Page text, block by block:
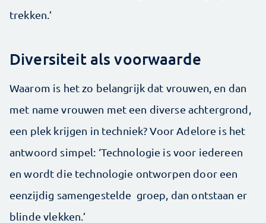
trekken.’
Diversiteit als voorwaarde
Waarom is het zo belangrijk dat vrouwen, en dan
met name vrouwen met een diverse achtergrond,
een plek krijgen in techniek? Voor Adelore is het
antwoord simpel: ‘Technologie is voor iedereen
en wordt die technologie ontworpen door een
eenzijdig samengestelde groep, dan ontstaan er
blinde vlekken.’